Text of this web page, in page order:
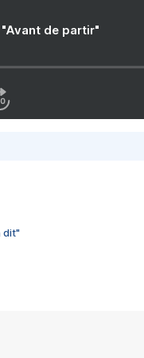
de partir"
dit"